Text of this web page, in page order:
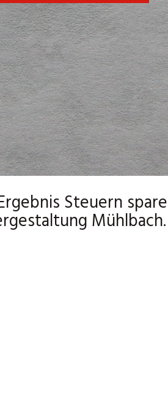
Steuern
Mühlbach.